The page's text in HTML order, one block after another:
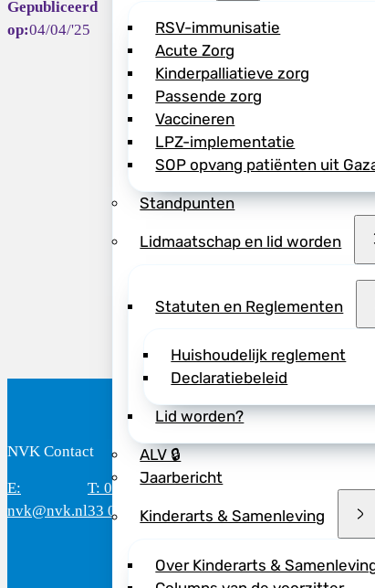
RSV-immunisatie
Acute Zorg
Kinderpalliatieve zorg
Passende zorg
Vaccineren
LPZ-implementatie
SOP opvang patiënten uit
Standpunten
Lidmaatschap en lid worden
Statuten en Reglementen
Huishoudelijk reglement
Declaratiebeleid
Lid worden?
ALV 🔒
Jaarbericht
Kinderarts & Samenleving
Over Kinderarts &
04/04/'25
Journalist
leeftijd bij
de
te missen in
gaat, net als
en positief
Deel dit
NVK Contact
E:
nvk@nvk.nl
T: 088 - 282
33 06
Bereikbaar: 8.30 - 17.00 uur
(werkdagen)